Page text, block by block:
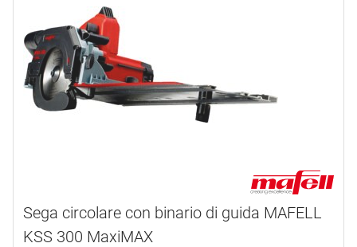
Sega circolare con binario di guida MAFELL
KSS 300 MaxiMAX